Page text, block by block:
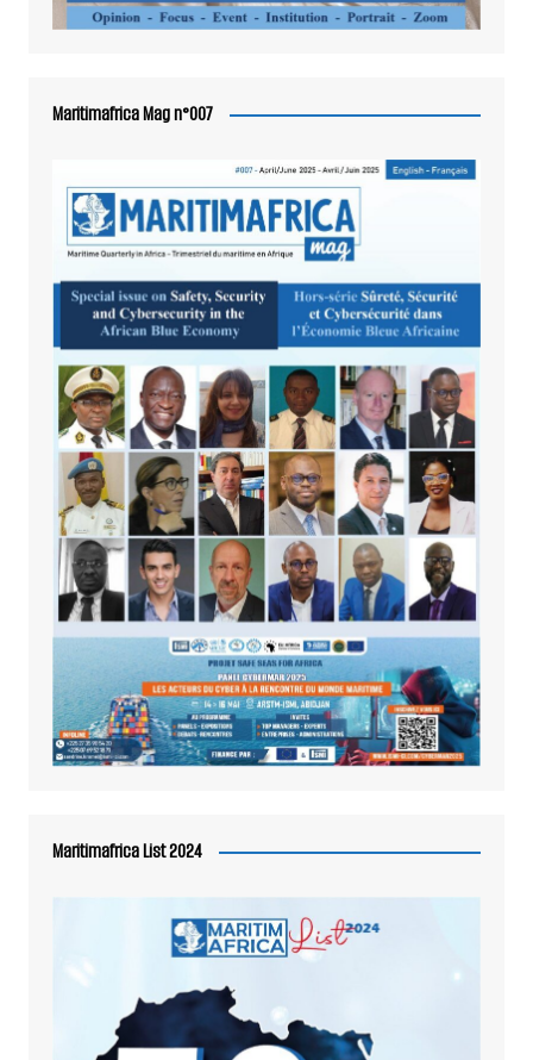
Maritimafrica Mag n°007
Maritimafrica List 2024